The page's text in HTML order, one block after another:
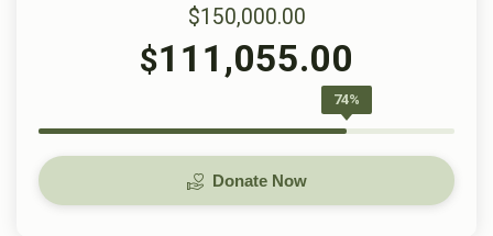
$150,000.00
$111,055.00
74%
Donate Now